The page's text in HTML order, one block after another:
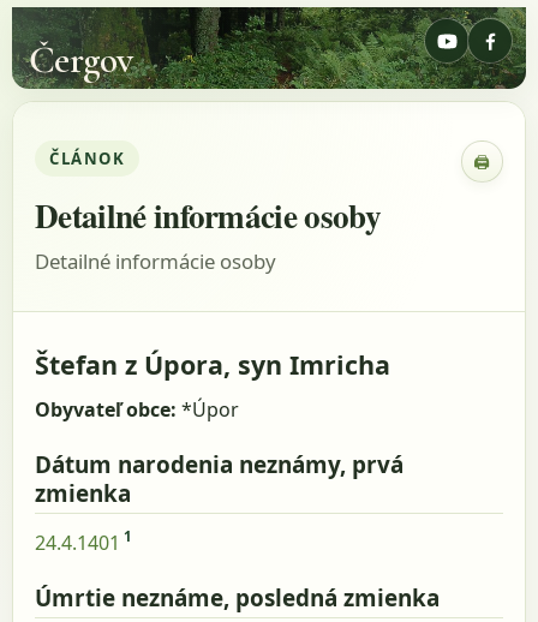
Čergov
ČLÁNOK 🖨
Detailné informácie osoby
Detailné informácie osoby
Štefan z Úpora, syn Imricha
Obyvateľ obce: *Úpor
Dátum narodenia neznámy, prvá
zmienka
24.4.1401 1
Úmrtie neznáme, posledná zmienka